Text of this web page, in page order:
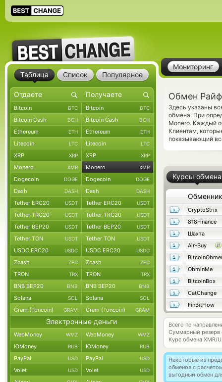
Мониторинг
Обмен
Здесь указаны
обмена. При
Monero. Каждый
Клиентам,
показывающий
Курсы обмена
Обменник
CryptoStrix
818Finance
Шахта
Air-Buy
ObminMe
BitcoinBox
CatChange
FinBitFlow
Всего по
Суммарный резерв
Курс обмена XMR/
Некоторые из
обменов с
выгодный обмен
Таблица Список Популярное
Bitcoin BTC Bitcoin BTC
Bitcoin Cash BCH Bitcoin Cash BCH
Ethereum ETH Ethereum ETH
Litecoin LTC Litecoin LTC
XRP XRP XRP XRP
Monero XMR Monero XMR
Dogecoin DOGE Dogecoin DOGE
Dash DASH Dash DASH
Tether ERC20 USDT Tether ERC20 USDT
Tether TRC20 USDT Tether TRC20 USDT
Tether BEP20 USDT Tether BEP20 USDT
Tether TON USDT Tether TON USDT
USDC ERC20 USDC USDC ERC20 USDC
Zcash ZEC Zcash ZEC
TRON TRX TRON TRX
BNB BEP20 BNB BNB BEP20 BNB
Solana SOL Solana SOL
Gram (Toncoin) GRAM Gram (Toncoin) GRAM
Электронные деньги
WebMoney WMZ WebMoney WMZ
ЮMoney RUB ЮMoney RUB
PayPal USD PayPal USD
Volet USD Volet USD